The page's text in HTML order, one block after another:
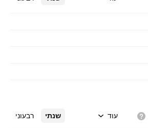
שנתי רבעוני עוד